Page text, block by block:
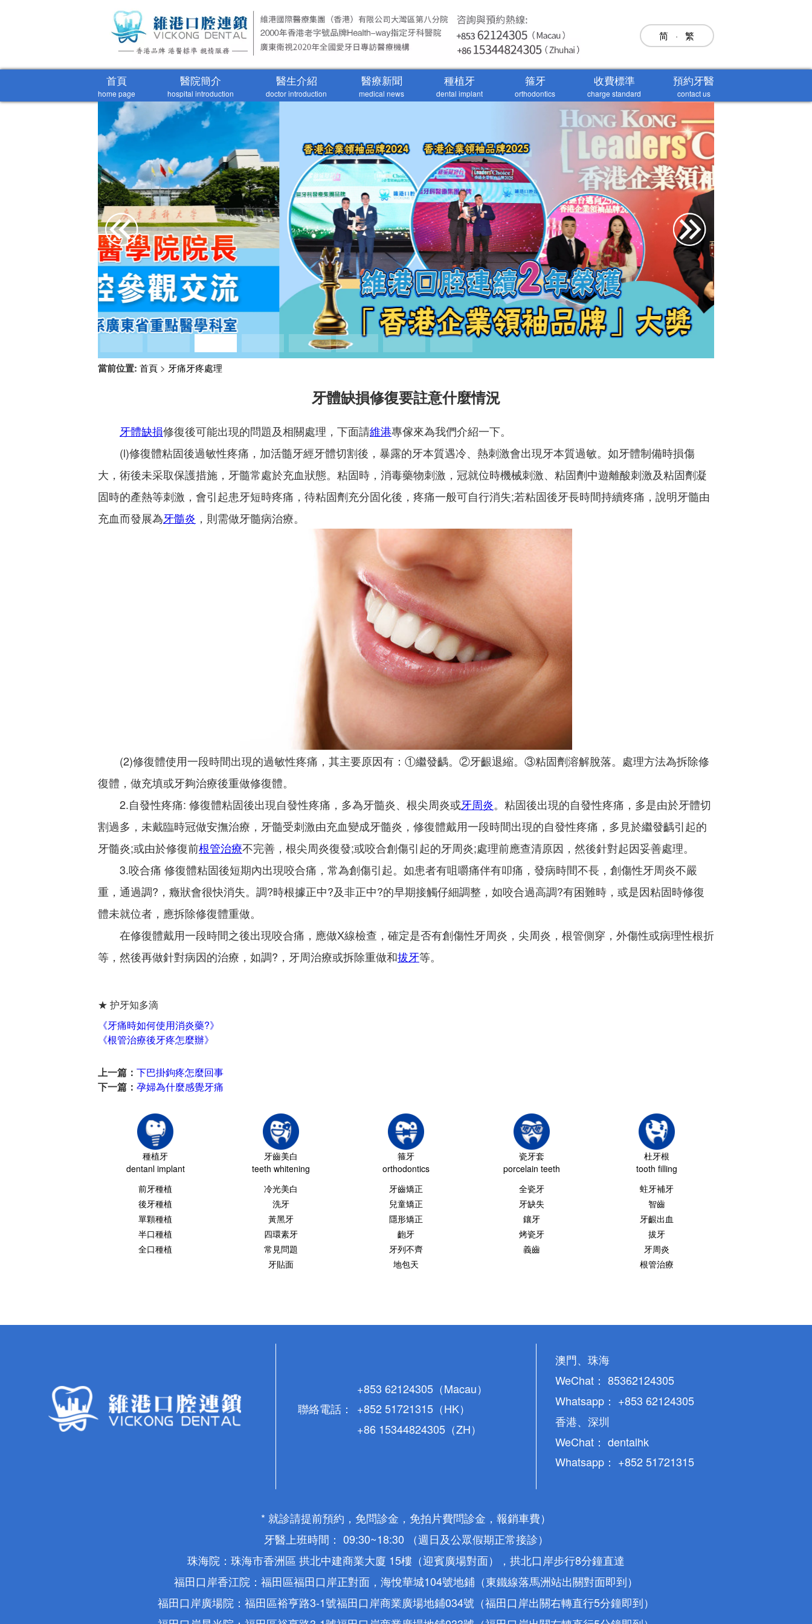
简 ·繁
首頁
home page
醫院簡介
hospital introduction
醫生介紹
doctor introduction
醫療新聞
medical news
種植牙
dental implant
箍牙
orthodontics
收費標準
charge standard
預約牙醫
contact us
當前位置: 首頁 > 牙痛牙疼處理
牙體缺損修復要註意什麼情況
牙體缺損修復後可能出現的問題及相關處理，下面請維港專傢來為我們介紹一下。
(l)修復體粘固後過敏性疼痛，加活髓牙經牙體切割後，暴露的牙本質遇冷、熱刺激會出現牙本質過敏。如牙體制備時損傷
大，術後未采取保護措施，牙髓常處於充血狀態。粘固時，消毒藥物刺激，冠就位時機械刺激、粘固劑中遊離酸刺激及粘固劑凝
固時的產熱等刺激，會引起患牙短時疼痛，待粘固劑充分固化後，疼痛一般可自行消失;若粘固後牙長時間持續疼痛，說明牙髓由
充血而發展為牙髓炎 ，則需做牙髓病治療。
(2)修復體使用一段時間出現的過敏性疼痛，其主要原因有：①繼發齲。②牙齦退縮。③粘固劑溶解脫落。處理方法為拆除修
復體，做充填或牙夠治療後重做修復體。
2.自發性疼痛: 修復體粘固後出現自發性疼痛，多為牙髓炎、根尖周炎或牙周炎。粘固後出現的自發性疼痛，多是由於牙體切
割過多，未戴臨時冠做安撫治療，牙髓受刺激由充血變成牙髓炎，修復體戴用一段時間出現的自發性疼痛，多見於繼發齲引起的
牙髓炎;或由於修復前根管治療不完善，根尖周炎復發;或咬合創傷引起的牙周炎;處理前應查清原因，然後針對起因妥善處理。
3.咬合痛 修復體粘固後短期內出現咬合痛，常為創傷引起。如患者有咀嚼痛伴有叩痛，發病時間不長，創傷性牙周炎不嚴
重，通過調?，癥狀會很快消失。調?時根據正中?及非正中?的早期接觸仔細調整，如咬合過高調?有困難時，或是因粘固時修復
體未就位者，應拆除修復體重做。
在修復體戴用一段時間之後出現咬合痛，應做X線檢查，確定是否有創傷性牙周炎，尖周炎，根管側穿，外傷性或病理性根折
等，然後再做針對病因的治療，如調?，牙周治療或拆除重做和拔牙等。
★ 护牙知多滴
《牙痛時如何使用消炎藥?》
《根管治療後牙疼怎麼辦》
上一篇： 下巴掛鉤疼怎麼回事
下一篇： 孕婦為什麼感覺牙痛
種植牙
dentanl implant
前牙種植
後牙種植
單顆種植
半口種植
全口種植
牙齒美白
teeth whitening
冷光美白
洗牙
黃黑牙
四環素牙
常見問題
牙貼面
箍牙
orthodontics
牙齒矯正
兒童矯正
隱形矯正
齙牙
牙列不齊
地包天
瓷牙套
porcelain teeth
全瓷牙
牙缺失
鑲牙
烤瓷牙
義齒
杜牙根
tooth filling
蛀牙補牙
智齒
牙齦出血
拔牙
牙周炎
根管治療
聯絡電話：
+853 62124305（Macau）
+852 51721315（HK）
+86 15344824305（ZH）
澳門、珠海
WeChat： 85362124305
Whatsapp： +853 62124305
香港、深圳
WeChat： dentalhk
Whatsapp： +852 51721315
* 就診請提前預約，免問診金，免拍片費問診金，報銷車費）
牙醫上班時間： 09:30~18:30 （週日及公眾假期正常接診）
珠海院：珠海市香洲區 拱北中建商業大廈 15樓（迎賓廣場對面），拱北口岸步行8分鐘直達
福田口岸香江院：福田區福田口岸正對面，海悅華城104號地鋪（東鐵線落馬洲站出關對面即到）
福田口岸廣場院：福田區裕亨路3-1號福田口岸商業廣場地鋪034號（福田口岸出關右轉直行5分鐘即到）